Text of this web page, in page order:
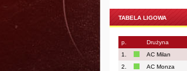
TABELA LIGOWA
p. Drużyna
1.
AC Milan
2.
AC Monza